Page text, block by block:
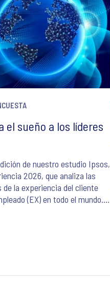
el sueño a los líderes
de nuestro estudio Ipsos,
2026, que analiza las
la experiencia del cliente
(EX) en todo el mundo.
y desafíos críticos, y